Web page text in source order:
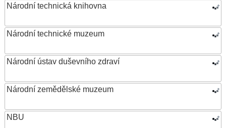
Národní technická knihovna
Národní technické muzeum
Národní ústav duševního zdraví
Národní zemědělské muzeum
NBU